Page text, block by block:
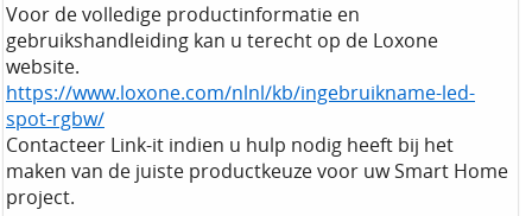
Voor de volledige productinformatie en
gebruikshandleiding kan u terecht op de Loxone
website.
https://www.loxone.com/nlnl/kb/ingebruikname-led-
spot-rgbw/
Contacteer Link-it indien u hulp nodig heeft bij het
maken van de juiste productkeuze voor uw Smart Home
project.